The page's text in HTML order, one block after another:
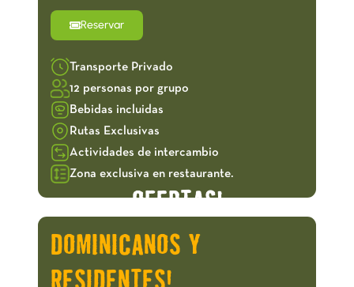
Reservar
Transporte Privado
12 personas por grupo
Bebidas incluidas
Rutas Exclusivas
Actividades de intercambio
Zona exclusiva en restaurante.
OFERTAS!
DOMINICANOS Y